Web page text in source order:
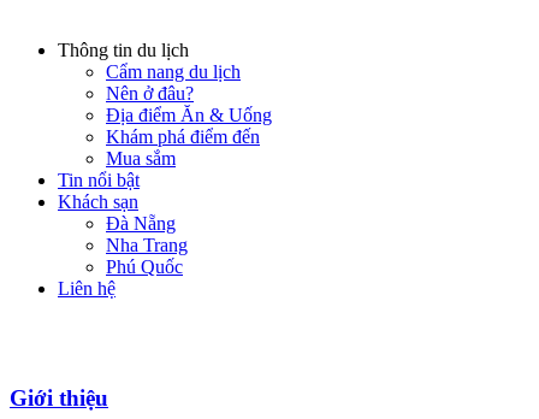
Thông tin du lịch
Cẩm nang du lịch
Nên ở đâu?
Địa điểm Ăn & Uống
Khám phá điểm đến
Mua sắm
Tin nổi bật
Khách sạn
Đà Nẵng
Nha Trang
Phú Quốc
Liên hệ
Giới thiệu